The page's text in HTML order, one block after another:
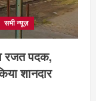
सभी न्यूज़
रजत पदक,
शानदार